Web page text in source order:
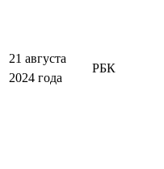
21 августа
2024 года
РБК